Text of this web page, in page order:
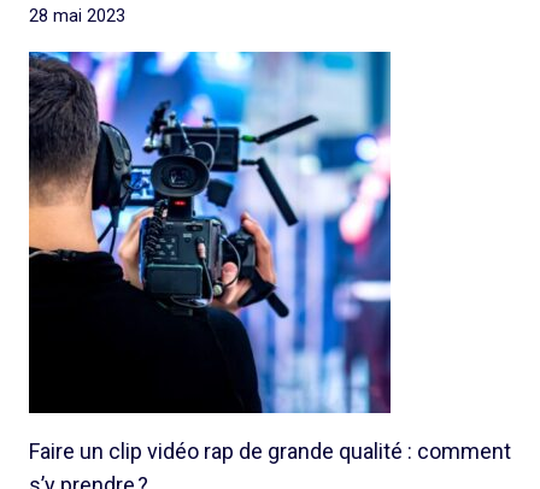
28 mai 2023
Faire un clip vidéo rap de grande qualité : comment